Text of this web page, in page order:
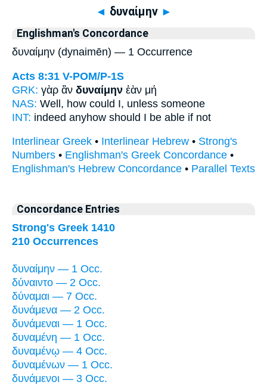
◄ δυναίμην ►
Englishman's Concordance
δυναίμην (dynaimēn) — 1 Occurrence
Acts 8:31 V-POM/P-1S
GRK: γὰρ ἂν δυναίμην ἐὰν μή
NAS: Well, how could I, unless someone
INT: indeed anyhow should I be able if not
Interlinear Greek • Interlinear Hebrew • Strong's
Numbers • Englishman's Greek Concordance •
Englishman's Hebrew Concordance • Parallel Texts
Concordance Entries
Strong's Greek 1410
210 Occurrences
δυναίμην — 1 Occ.
δύναιντο — 2 Occ.
δύναμαι — 7 Occ.
δυνάμενα — 2 Occ.
δυνάμεναι — 1 Occ.
δυναμένη — 1 Occ.
δυναμένῳ — 4 Occ.
δυναμένων — 1 Occ.
δυνάμενοι — 3 Occ.